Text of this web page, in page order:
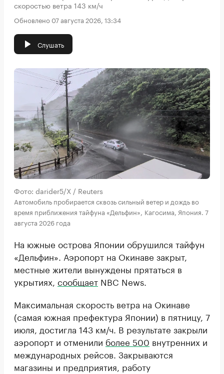
скоростью ветра 143 км/ч
Обновлено 07 августа 2026, 13:34
Слушать
Фото: darider5/X / Reuters
Автомобиль пробирается сквозь сильный ветер и дождь во
время приближения тайфуна «Дельфин», Кагосима, Япония. 7
августа 2026 года
На южные острова Японии обрушился тайфун
«Дельфин». Аэропорт на Окинаве закрыт,
местные жители вынуждены прятаться в
укрытиях, сообщает NBC News.
Максимальная скорость ветра на Окинаве
(самая южная префектура Японии) в пятницу, 7
июля, достигла 143 км/ч. В результате закрыли
аэропорт и отменили более 500 внутренних и
международных рейсов. Закрываются
магазины и предприятия, работу